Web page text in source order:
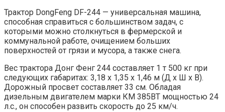
Трактор DongFeng DF-244 — универсальная машина,
способная справиться с большинством задач, с
которыми можно столкнуться в фермерской и
коммунальной работе, очищением больших
поверхностей от грязи и мусора, а также снега.
Вес трактора Донг Фенг 244 составляет 1 т 500 кг при
следующих габаритах: 3,18 х 1,35 х 1,46 м (Д х Ш х В).
Дорожный просвет составляет 33 см. Обладая
дизельным двигателем марки КМ 385ВТ мощностью 24
л.с., он способен развить скорость до 25 км/ч.